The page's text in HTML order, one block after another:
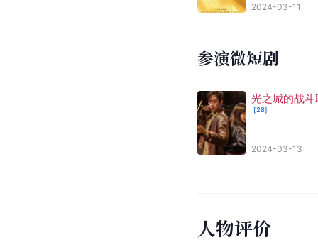
2024-03-11
参演微短剧
光之城的战斗
[28]
2024-03-13
人物评价